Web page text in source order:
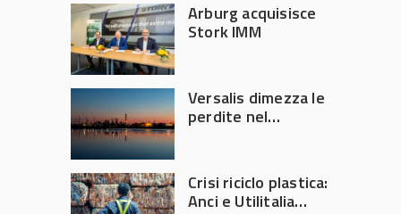
Arburg acquisisce
Stork IMM
Versalis dimezza le
perdite nel
Crisi riciclo plastica:
Anci e Utilitalia